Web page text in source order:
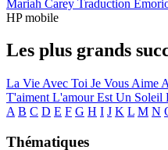
Mariah Carey Traduction
HP mobile
Les plus grands
La Vie Avec Toi Je Vous Aime
T'aiment L'amour Est Un Soleil
A B C D E F G H I J K L M N
Thématiques